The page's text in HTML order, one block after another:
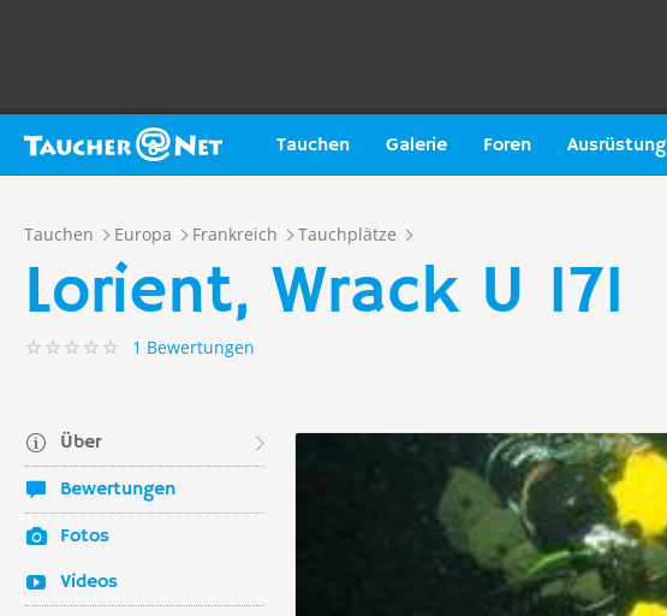
Tauchen Galerie Foren Ausrüstung
Tauchen Europa Frankreich Tauchplätze
Lorient, Wrack U 171
1 Bewertungen
Über
Bewertungen
Fotos
Videos